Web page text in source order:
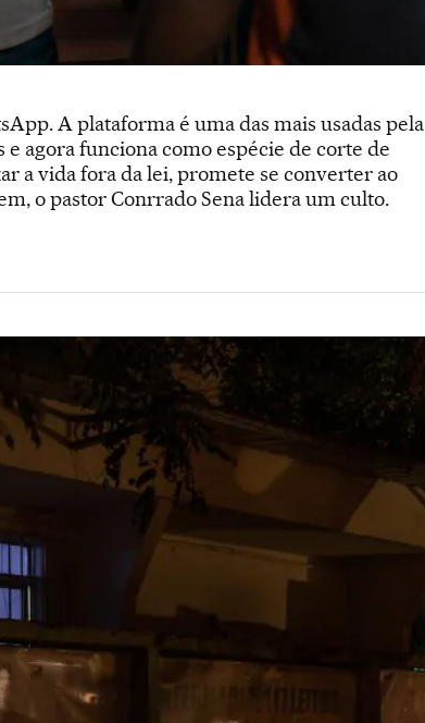
A plataforma é uma das mais usadas pela
agora funciona como espécie de corte de
a vida fora da lei, promete se converter ao
o pastor Conrrado Sena lidera um culto.